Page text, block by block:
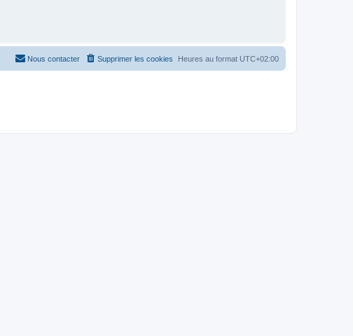
Heures au format UTC+02:00
Supprimer les cookies
Nous contacter